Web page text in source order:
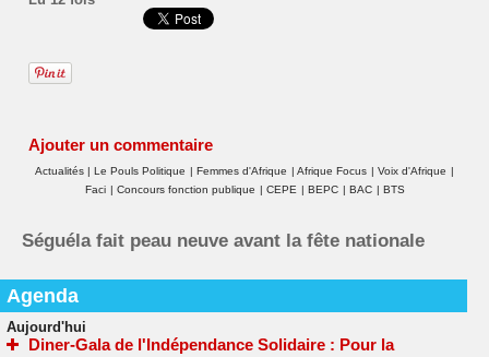
Ajouter un commentaire
Actualités | Le Pouls Politique | Femmes d'Afrique | Afrique Focus | Voix d'Afrique |
Faci | Concours fonction publique | CEPE | BEPC | BAC | BTS
Séguéla fait peau neuve avant la fête nationale
Agenda
Aujourd'hui
Diner-Gala de l'Indépendance Solidaire : Pour la